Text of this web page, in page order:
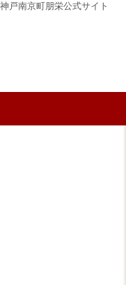
神戸南京町朋栄公式サイト